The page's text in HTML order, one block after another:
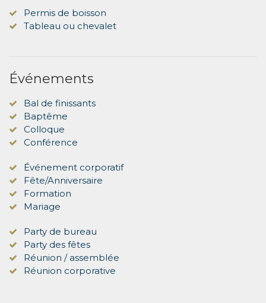
Permis de boisson
Tableau ou chevalet
Événements
Bal de finissants
Baptême
Colloque
Conférence
Événement corporatif
Fête/Anniversaire
Formation
Mariage
Party de bureau
Party des fêtes
Réunion / assemblée
Réunion corporative